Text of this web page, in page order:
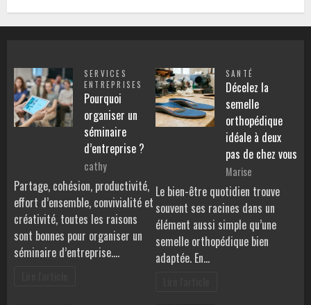
SERVICES
ENTREPRISES
Pourquoi
organiser un
séminaire
d’entreprise ?
cathy
Partage, cohésion, productivité,
effort d’ensemble, convivialité et
créativité, toutes les raisons
sont bonnes pour organiser un
séminaire d’entreprise.…
SANTÉ
Décelez la
semelle
orthopédique
idéale à deux
pas de chez vous
Marise
Le bien-être quotidien trouve
souvent ses racines dans un
élément aussi simple qu’une
semelle orthopédique bien
adaptée. En…